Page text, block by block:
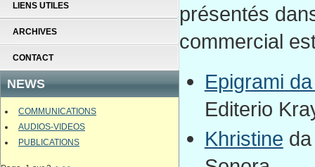
LIENS UTILES
ARCHIVES
CONTACT
NEWS
COMMUNICATIONS
AUDIOS-VIDEOS
PUBLICATIONS
présentés
commercial
Epigrami
Editerio
Khristine